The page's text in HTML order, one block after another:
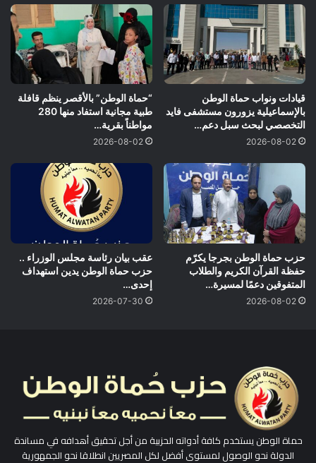
قيادات ونواب حماة الوطن
بالإسماعيلية يزورون مستشفى فايد
التخصصي لبحث سبل دعم…
2026-08-02
“حماة الوطن” بالأقصر ينظم قافلة
طبية مجانية استفاد منها 280
مواطناً بقرية…
2026-08-02
حزب حماة الوطن بجرجا يكرّم
حفظة القرآن الكريم والطلاب
المتفوقين دعمًا لمسيرة…
2026-08-02
عقب بيان رئاسة مجلس الوزراء ..
حزب حماة الوطن يدين استهداف
إحدى…
2026-07-30
حماة الوطن يستخدم كافة أدواته الحزبية من أجل تحقيق أهدافه في مساندة
الدولة نحو الوصول لمستوى أفضل لكل المصريين انطلاقا نحو الجمهورية